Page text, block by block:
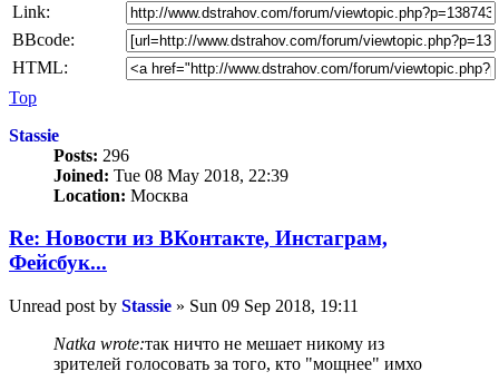
Link:
BBcode:
HTML:
Top
Stassie
Posts: 296
Joined: Tue 08 May 2018, 22:39
Location: Москва
Re: Новости из ВКонтакте, Инстаграм,
Фейсбук...
Unread post by Stassie » Sun 09 Sep 2018, 19:11
Natka wrote:так ничто не мешает никому из
зрителей голосовать за того, кто "мощнее" имхо